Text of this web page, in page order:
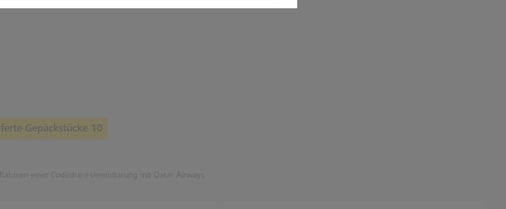
Gepäckstücke 10
einer Codeshare-Vereinbarung mit Qatar Airways.